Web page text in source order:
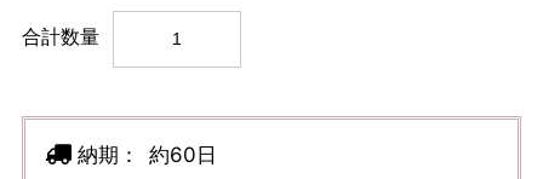
合計数量
納期： 約60日